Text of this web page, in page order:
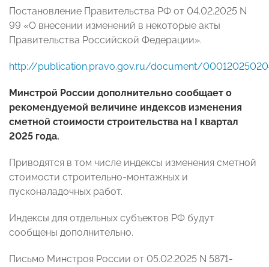
Постановление Правительства РФ от 04.02.2025 N
99 «О внесении изменений в некоторые акты
Правительства Российской Федерации».
http://publication.pravo.gov.ru/document/
Минстрой России дополнительно сообщает о
рекомендуемой величине индексов изменения
сметной стоимости строительства на I квартал
2025 года.
Приводятся в том числе индексы изменения сметной
стоимости строительно-монтажных и
пусконаладочных работ.
Индексы для отдельных субъектов РФ будут
сообщены дополнительно.
Письмо Минстроя России от 05.02.2025 N 5871-